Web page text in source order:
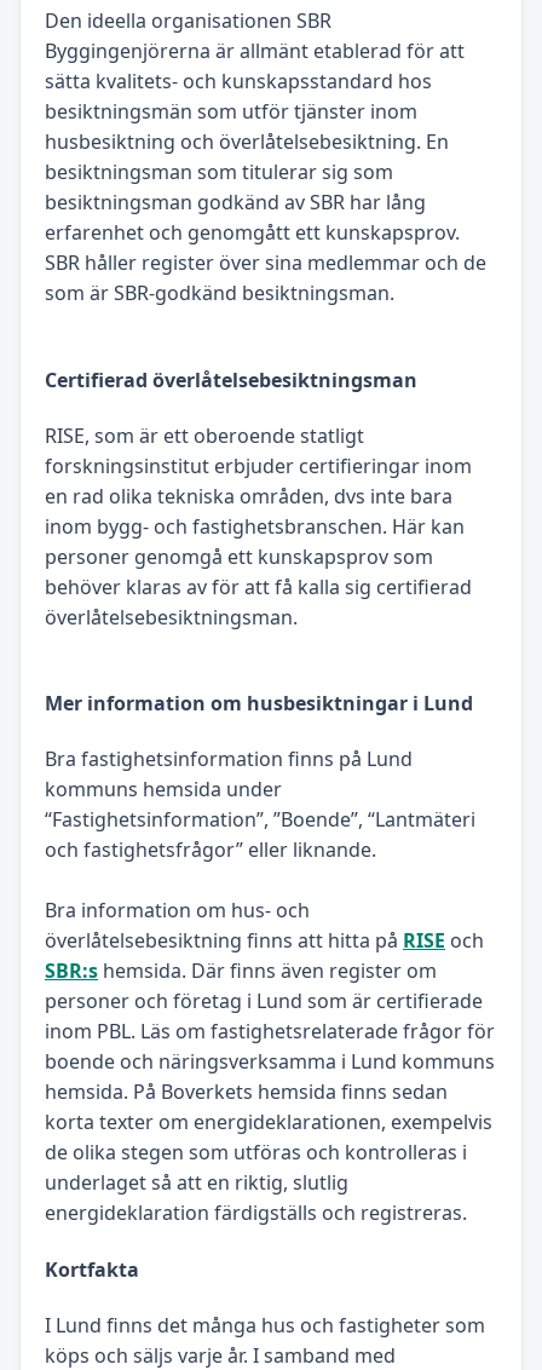
Den ideella organisationen SBR
Byggingenjörerna är allmänt etablerad för att
sätta kvalitets- och kunskapsstandard hos
besiktningsmän som utför tjänster inom
husbesiktning och överlåtelsebesiktning. En
besiktningsman som titulerar sig som
besiktningsman godkänd av SBR har lång
erfarenhet och genomgått ett kunskapsprov.
SBR håller register över sina medlemmar och de
som är SBR-godkänd besiktningsman.
Certifierad överlåtelsebesiktningsman
RISE, som är ett oberoende statligt
forskningsinstitut erbjuder certifieringar inom
en rad olika tekniska områden, dvs inte bara
inom bygg- och fastighetsbranschen. Här kan
personer genomgå ett kunskapsprov som
behöver klaras av för att få kalla sig certifierad
överlåtelsebesiktningsman.
Mer information om husbesiktningar i Lund
Bra fastighetsinformation finns på Lund
kommuns hemsida under
“Fastighetsinformation”, ”Boende”, “Lantmäteri
och fastighetsfrågor” eller liknande.
Bra information om hus- och
överlåtelsebesiktning finns att hitta på RISE och
SBR:s hemsida. Där finns även register om
personer och företag i Lund som är certifierade
inom PBL. Läs om fastighetsrelaterade frågor för
boende och näringsverksamma i Lund kommuns
hemsida. På Boverkets hemsida finns sedan
korta texter om energideklarationen, exempelvis
de olika stegen som utföras och kontrolleras i
underlaget så att en riktig, slutlig
energideklaration färdigställs och registreras.
Kortfakta
I Lund finns det många hus och fastigheter som
köps och säljs varje år. I samband med